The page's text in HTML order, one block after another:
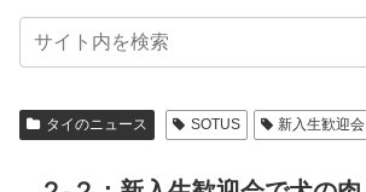
タイのニュース SOTUS 新入生歓迎会